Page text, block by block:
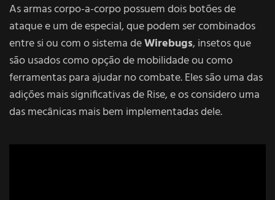
As armas corpo-a-corpo possuem dois botões de
ataque e um de especial, que podem ser combinados
entre si ou com o sistema deWirebugs, insetos que
são usados como opção de mobilidade ou como
ferramentas para ajudar no combate. Eles são uma das
adições mais significativas de Rise, e os considero uma
das mecânicas mais bem implementadas dele.